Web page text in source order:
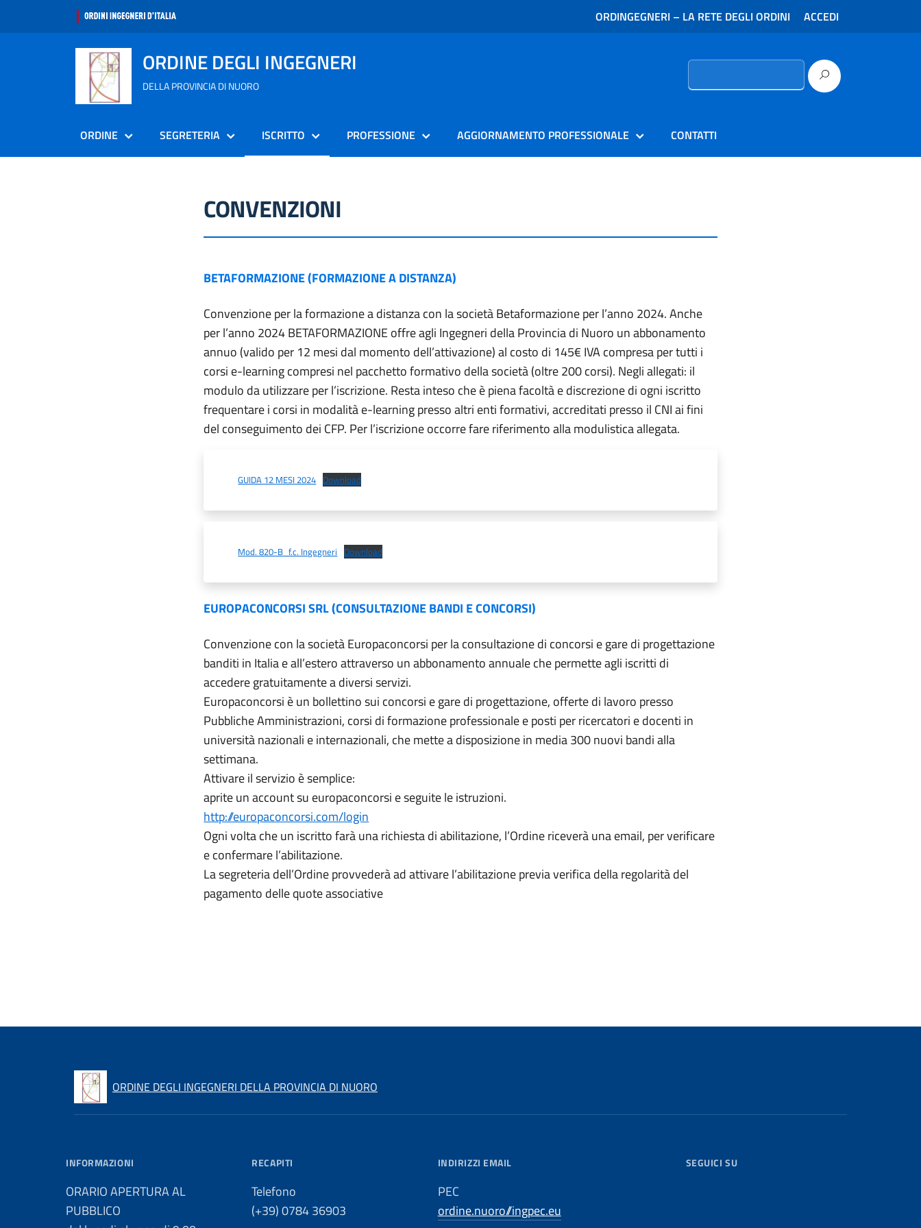
ORDINGEGNERI – LA RETE DEGLI ORDINI ACCEDI
ORDINE DEGLI INGEGNERI
DELLA PROVINCIA DI NUORO
Ricerca
ORDINE SEGRETERIA ISCRITTO PROFESSIONE AGGIORNAMENTO PROFESSIONALE CONTATTI
CONVENZIONI
BETAFORMAZIONE (FORMAZIONE A DISTANZA)
Convenzione per la formazione a distanza con la società Betaformazione per l’anno 2024. Anche
per l’anno 2024 BETAFORMAZIONE offre agli Ingegneri della Provincia di Nuoro un abbonamento
annuo (valido per 12 mesi dal momento dell’attivazione) al costo di 145€ IVA compresa per tutti i
corsi e-learning compresi nel pacchetto formativo della società (oltre 200 corsi). Negli allegati: il
modulo da utilizzare per l’iscrizione. Resta inteso che è piena facoltà e discrezione di ogni iscritto
frequentare i corsi in modalità e-learning presso altri enti formativi, accreditati presso il CNI ai fini
del conseguimento dei CFP. Per l’iscrizione occorre fare riferimento alla modulistica allegata.
GUIDA 12 MESI 2024 Download
Mod. 820-B_f.c. Ingegneri Download
EUROPACONCORSI SRL (CONSULTAZIONE BANDI E CONCORSI)
Convenzione con la società Europaconcorsi per la consultazione di concorsi e gare di progettazione
banditi in Italia e all’estero attraverso un abbonamento annuale che permette agli iscritti di
accedere gratuitamente a diversi servizi.
Europaconcorsi è un bollettino sui concorsi e gare di progettazione, offerte di lavoro presso
Pubbliche Amministrazioni, corsi di formazione professionale e posti per ricercatori e docenti in
università nazionali e internazionali, che mette a disposizione in media 300 nuovi bandi alla
settimana.
Attivare il servizio è semplice:
aprite un account su europaconcorsi e seguite le istruzioni.
http://europaconcorsi.com/login
Ogni volta che un iscritto farà una richiesta di abilitazione, l’Ordine riceverà una email, per verificare
e confermare l’abilitazione.
La segreteria dell’Ordine provvederà ad attivare l’abilitazione previa verifica della regolarità del
pagamento delle quote associative
ORDINE DEGLI INGEGNERI DELLA PROVINCIA DI NUORO
INFORMAZIONI
ORARIO APERTURA AL
PUBBLICO
RECAPITI
Telefono
(+39) 0784 36903
INDIRIZZI EMAIL
PEC
ordine.nuoro//ingpec.eu
SEGUICI SU